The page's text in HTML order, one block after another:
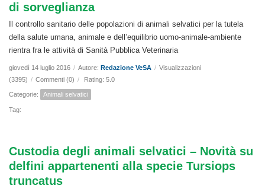
di sorveglianza
Il controllo sanitario delle popolazioni di animali selvatici per la tutela
della salute umana, animale e dell’equilibrio uomo-animale-ambiente
rientra fra le attività di Sanità Pubblica Veterinaria
giovedì 14 luglio 2016 / Autore: Redazione VeSA / Visualizzazioni
(3395) / Commenti (0) / Rating: 5.0
Categorie: Animali selvatici
Tag:
Custodia degli animali selvatici – Novità su
delfini appartenenti alla specie Tursiops
truncatus